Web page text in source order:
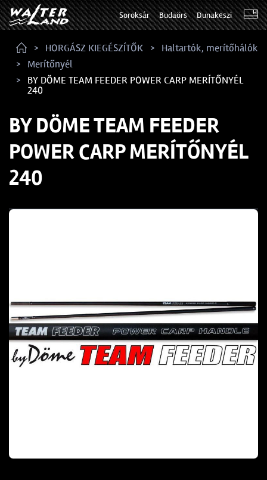
Soroksár Budaörs Dunakeszi
HORGÁSZ KIEGÉSZÍTŐK
Haltartók, merítőhálók
Merítőnyél
BY DÖME TEAM FEEDER POWER CARP MERÍTŐNYÉL
240
BY DÖME TEAM FEEDER
POWER CARP MERÍTŐNYÉL
240